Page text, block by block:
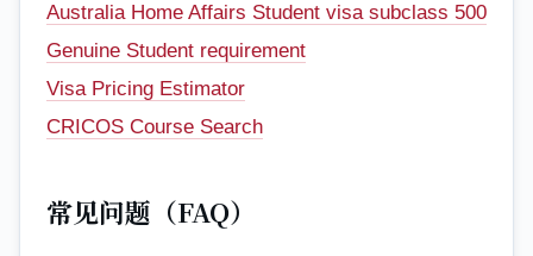
Australia Home Affairs Student visa subclass 500
Genuine Student requirement
Visa Pricing Estimator
CRICOS Course Search
常见问题（FAQ）